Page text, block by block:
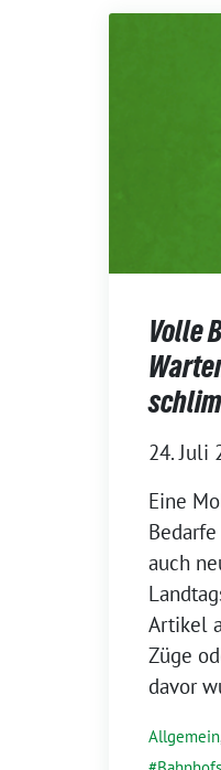
Volle
24. Juli
Eine
auch
Artikel
Züge
davor
Allgemein